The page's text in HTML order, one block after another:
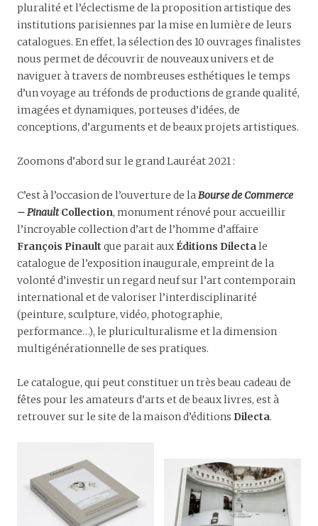
pluralité et l’éclectisme de la proposition artistique des
institutions parisiennes par la mise en lumière de leurs
catalogues. En effet, la sélection des 10 ouvrages finalistes
nous permet de découvrir de nouveaux univers et de
naviguer à travers de nombreuses esthétiques le temps
d’un voyage au tréfonds de productions de grande qualité,
imagées et dynamiques, porteuses d’idées, de
conceptions, d’arguments et de beaux projets artistiques.
Zoomons d’abord sur le grand Lauréat 2021 :
C’est à l’occasion de l’ouverture de laBourse de Commerce
– PinaultCollection, monument rénové pour accueillir
l’incroyable collection d’art de l’homme d’affaire
François Pinault que parait aux Éditions Dilectale
catalogue de l’exposition inaugurale, empreint de la
volonté d’investir un regard neuf sur l’art contemporain
international et de valoriser l’interdisciplinarité
(peinture, sculpture, vidéo, photographie,
performance…), le pluriculturalisme et la dimension
multigénérationnelle de ses pratiques.
Le catalogue, qui peut constituer un très beau cadeau de
fêtes pour les amateurs d’arts et de beaux livres, est à
retrouver sur le site de la maison d’éditions Dilecta.